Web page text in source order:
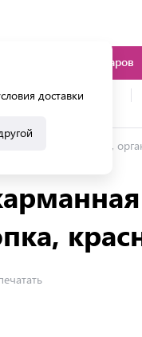
доставки
Каталог товаров
Каталог услуг
планинги,